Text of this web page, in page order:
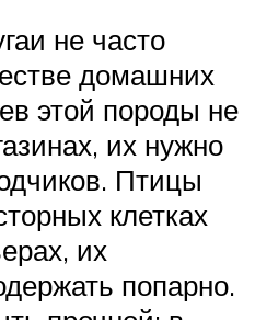
не часто
домашних
этой породы не
их нужно
Птицы
клетках
их
попарно.